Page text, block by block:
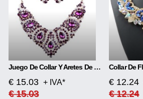
Juego De Collar Y Aretes De Novia Coloridos
€ 15.03 + IVA*
€ 15.03
€ 12.24
€ 12.24